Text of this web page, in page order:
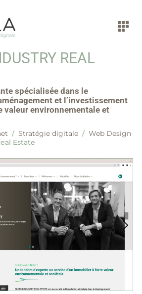
REAL
spécialisée dans le
et l’investissement
valeur environnementale et
/ Stratégie digitale/ Web Design
Estate